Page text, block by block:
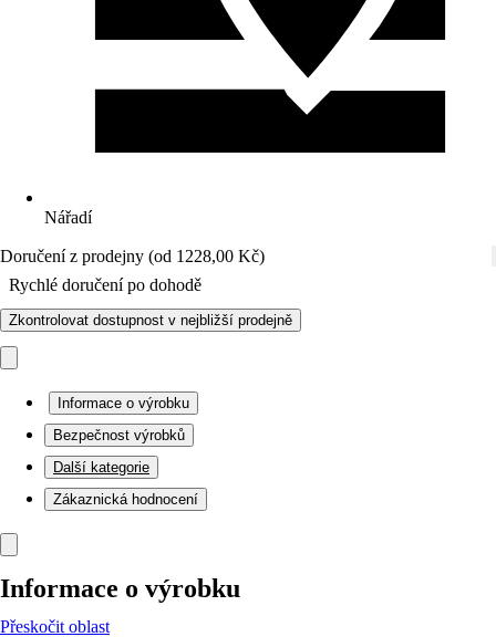
Nářadí
Doručení z prodejny (od 1228,00 Kč)
Rychlé doručení po dohodě
Zkontrolovat dostupnost v nejbližší prodejně
Informace o výrobku
Bezpečnost výrobků
Další kategorie
Zákaznická hodnocení
Informace o výrobku
Přeskočit oblast